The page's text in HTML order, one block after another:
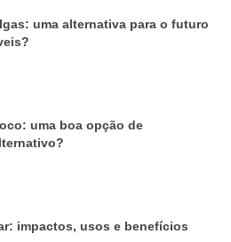
uma alternativa para o futuro
uma boa opção de
impactos, usos e benefícios